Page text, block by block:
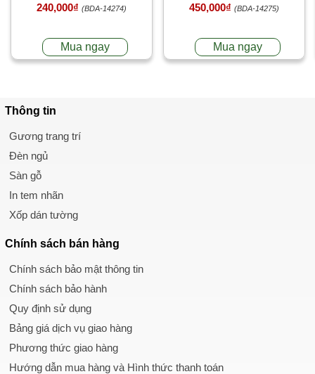
240,000₫ (BDA-14274)
Mua ngay
450,000₫ (BDA-14275)
Mua ngay
Thông tin
Gương trang trí
Đèn ngủ
Sàn gỗ
In tem nhãn
Xốp dán tường
Chính sách bán hàng
Chính sách bảo mật thông tin
Chính sách bảo hành
Quy định sử dụng
Bảng giá dịch vụ giao hàng
Phương thức giao hàng
Hướng dẫn mua hàng và Hình thức thanh toán